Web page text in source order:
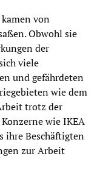
von
Obwohl sie
der
viele
und gefährdeten
wie dem
trotz der
wie IKEA
ihre Beschäftigten
zur Arbeit